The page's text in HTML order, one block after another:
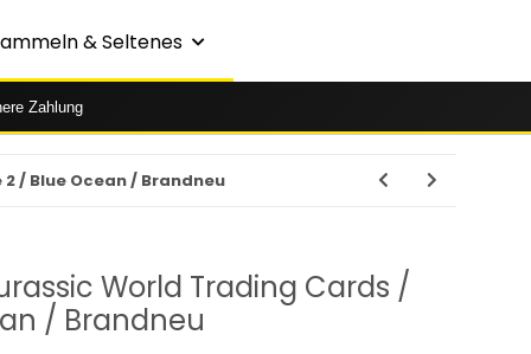
& Seltenes
Zahlung
/ Blue Ocean / Brandneu
World Trading Cards /
/ Brandneu